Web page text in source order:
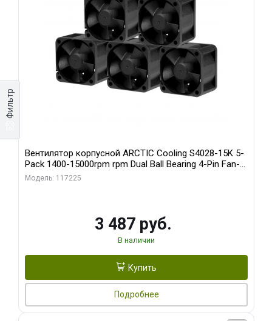
Фильтр
Вентилятор корпусной ARCTIC Cooling S4028-15K 5-
Pack 1400-15000rpm rpm Dual Ball Bearing 4-Pin Fan-
Connector (ACFAN00274A)
Модель: 117225
3 487 руб.
В наличии
Купить
Подробнее